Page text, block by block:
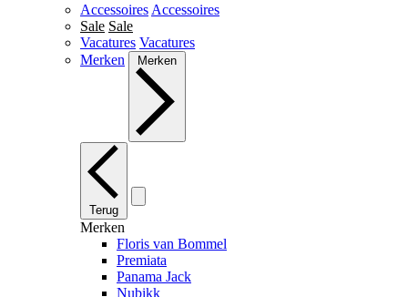
Accessoires Accessoires
Sale Sale
Vacatures Vacatures
Merken
Merken
Terug
Merken
Floris van Bommel
Premiata
Panama Jack
Nubikk